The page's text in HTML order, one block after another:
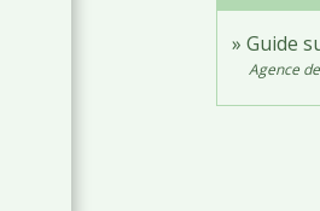
Guide
Agence